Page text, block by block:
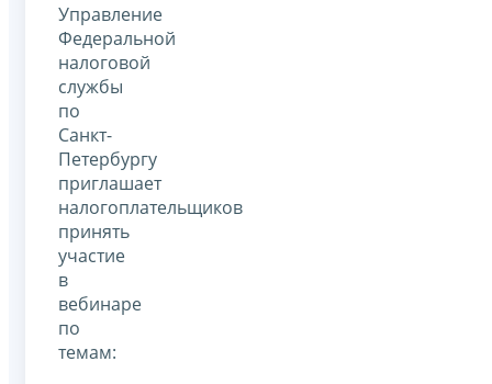
Управление
Федеральной
налоговой
службы
по
Санкт-
Петербургу
приглашает
налогоплательщиков
принять
участие
в
вебинаре
по
темам: